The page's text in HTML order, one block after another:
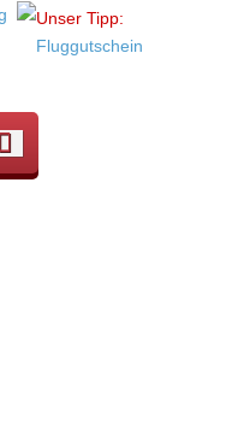
Unser Tipp:
Fluggutschein